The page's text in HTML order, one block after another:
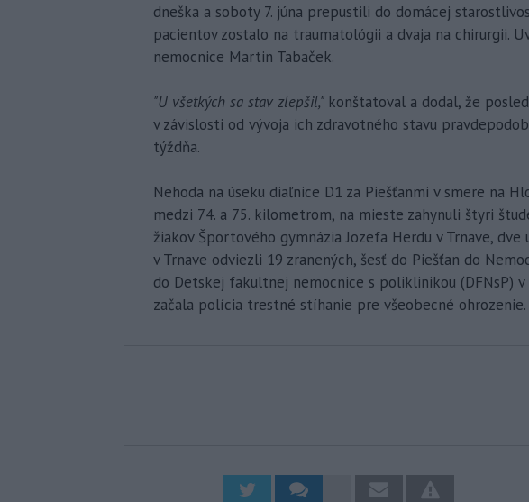
dneška a soboty 7. júna prepustili do domácej
pacientov zostalo na traumatológii a dvaja na chirurgii.
nemocnice Martin Tabaček.
"U všetkých sa stav zlepšil," konštatoval a dodal, že
v závislosti od vývoja ich zdravotného stavu
týždňa.
Nehoda na úseku diaľnice D1 za Piešťanmi v smere na
medzi 74. a 75. kilometrom, na mieste zahynuli štyri
žiakov Športového gymnázia Jozefa Herdu v Trnave,
v Trnave odviezli 19 zranených, šesť do Piešťan do
do Detskej fakultnej nemocnice s poliklinikou (DFNsP) v
začala polícia trestné stíhanie pre všeobecné ohrozenie.